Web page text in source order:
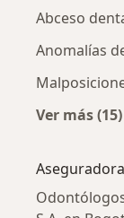
Abceso
Anomalías
Ver más (15)